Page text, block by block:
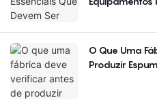
O Que Uma
Produzir